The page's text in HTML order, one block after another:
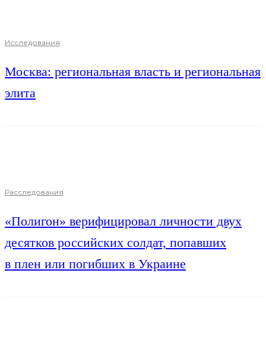
Исследования
Москва: региональная власть и региональная
элита
Расследования
«Полигон» верифицировал личности двух
десятков российских солдат, попавших
в плен или погибших в Украине